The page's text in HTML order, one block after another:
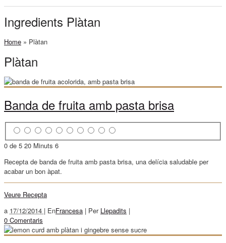
Ingredients Plàtan
Home » Plàtan
Plàtan
Banda de fruita amb pasta brisa
0 de 5 20 Minuts 6
Recepta de banda de fruita amb pasta brisa, una delícia saludable per
acabar un bon àpat.
Veure Recepta
a 17/12/2014 | EnFrancesa | Per Llepadits |
0 Comentaris